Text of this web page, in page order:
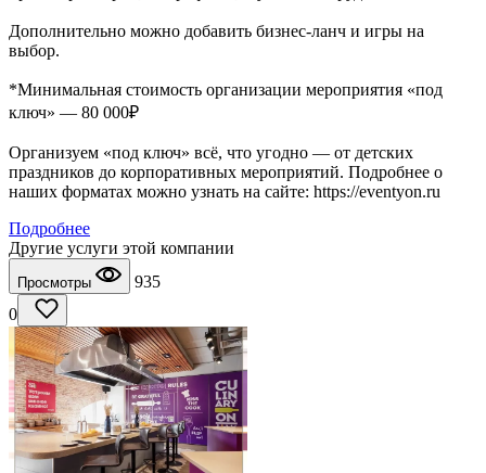
Дополнительно можно добавить бизнес-ланч и игры на
выбор.
*Минимальная стоимость организации мероприятия «под
ключ» — 80 000₽
Организуем «под ключ» всё, что угодно — от детских
праздников до корпоративных мероприятий. Подробнее о
наших форматах можно узнать на сайте: https://eventyon.ru
Подробнее
Другие услуги этой компании
Просмотры
935
0